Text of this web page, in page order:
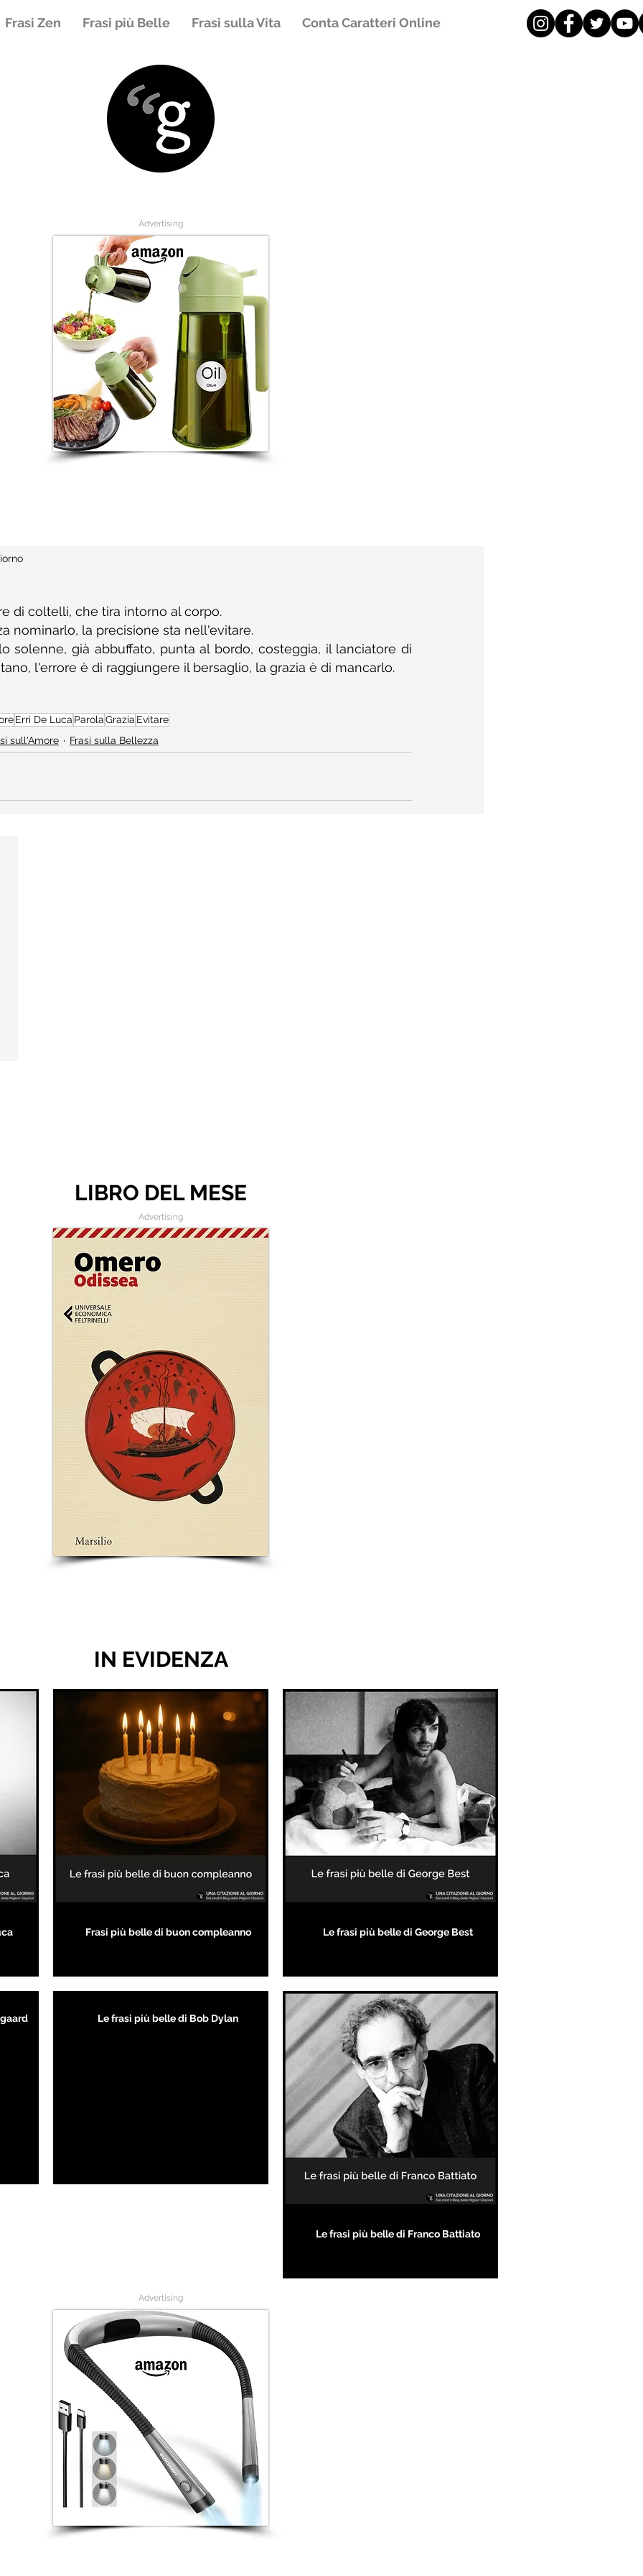
Frasi Zen Frasi più Belle Frasi sulla Vita Conta Caratteri Online
di coltelli, che tira intorno al corpo.
nominarlo, la precisione sta nell'evitare.
solenne, già abbuffato, punta al bordo, costeggia, il lanciatore di
l'errore è di raggiungere il bersaglio, la grazia è di mancarlo.
Erri De Luca ParolaGrazia Evitare
sull'Amore Frasi sulla Bellezza
LIBRO DEL MESE
Advertising
IN EVIDENZA
Frasi più belle di buon compleanno Le frasi più belle di George Best
Le frasi più belle di Bob Dylan
Le frasi più belle di Franco Battiato
Advertising
Advertising